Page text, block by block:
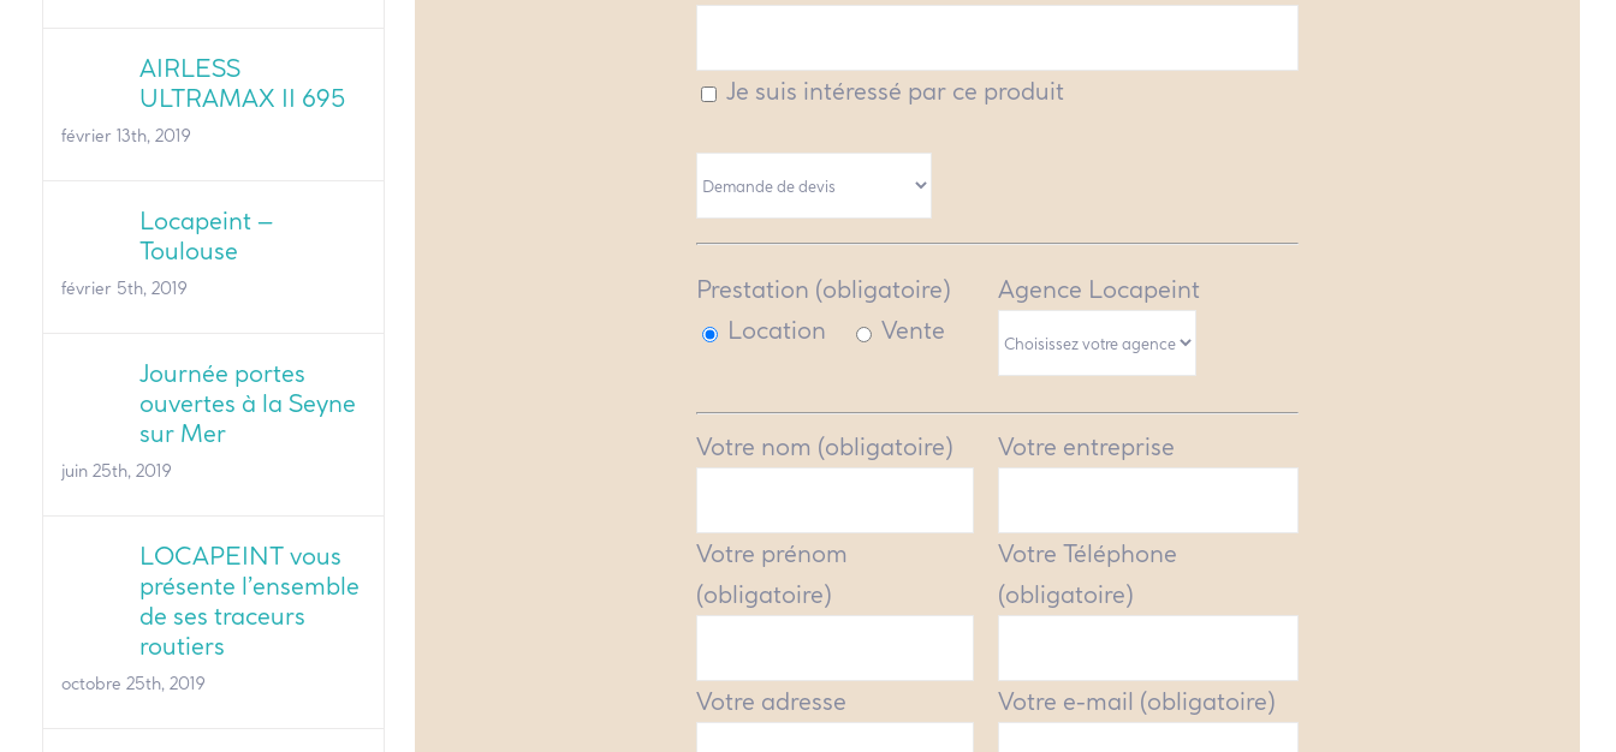
Je suis intéressé par ce produit
Prestation (obligatoire)
Location
Vente
Agence Locapeint
Votre nom (obligatoire)
Votre prénom
(obligatoire)
Votre adresse
Votre entreprise
Votre Téléphone
(obligatoire)
Votre e-mail (obligatoire)
AIRLESS
ULTRAMAX II 695
février 13th, 2019
Locapeint –
Toulouse
février 5th, 2019
Journée portes
ouvertes à la Seyne
sur Mer
juin 25th, 2019
LOCAPEINT vous
présente l’ensemble
de ses traceurs
routiers
octobre 25th, 2019